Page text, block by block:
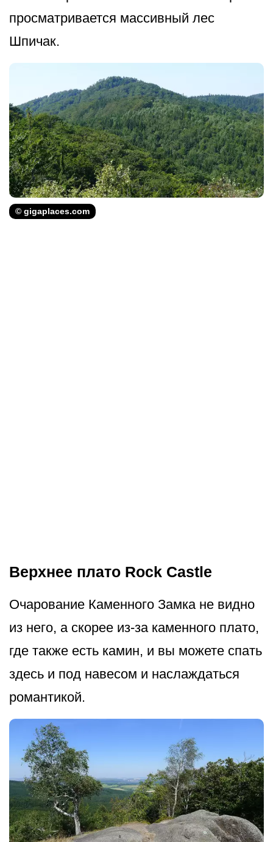
просматривается массивный лес
Шпичак.
© gigaplaces.com
Верхнее плато Rock Castle
Очарование Каменного Замка не видно
из него, а скорее из-за каменного плато,
где также есть камин, и вы можете спать
здесь и под навесом и наслаждаться
романтикой.